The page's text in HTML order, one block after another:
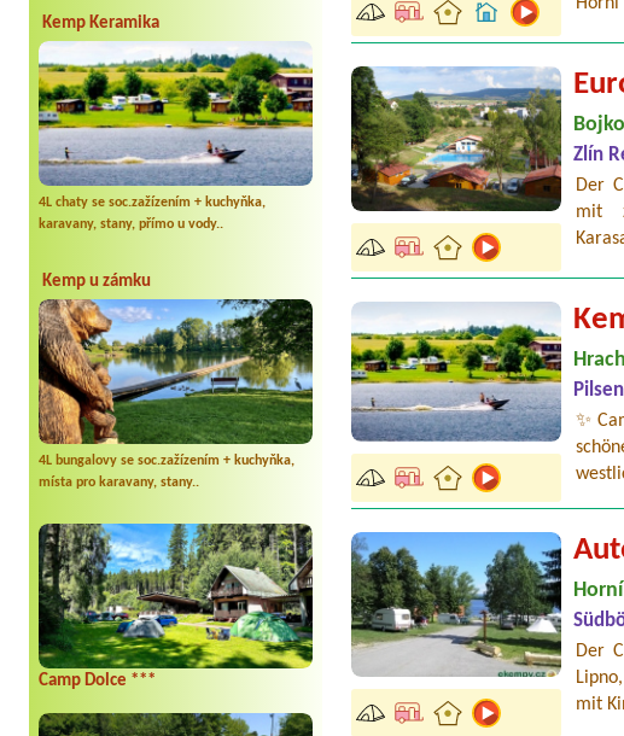
Kemp Keramika
4L chaty se soc.zažízením + kuchyňka,
karavany, stany, přímo u vody..
Kemp u zámku
4L bungalovy se soc.zažízením + kuchyňka,
místa pro karavany, stany..
Camp Dolce ***
Horni
Zlín
Der
mit
✨
Der
mit